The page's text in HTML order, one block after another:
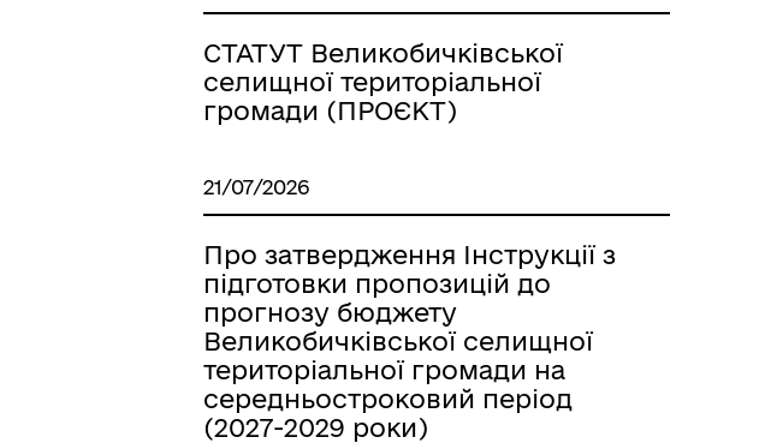
СТАТУТ Великобичківської
селищної територіальної
громади (ПРОЄКТ)
21/07/2026
Про затвердження Інструкції з
підготовки пропозицій до
прогнозу бюджету
Великобичківської селищної
територіальної громади на
середньостроковий період
(2027-2029 роки)